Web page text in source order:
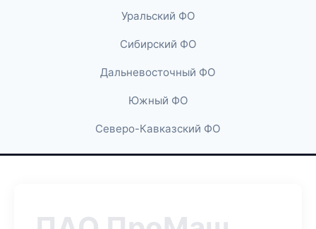
Уральский ФО
Сибирский ФО
Дальневосточный ФО
Южный ФО
Северо-Кавказский ФО